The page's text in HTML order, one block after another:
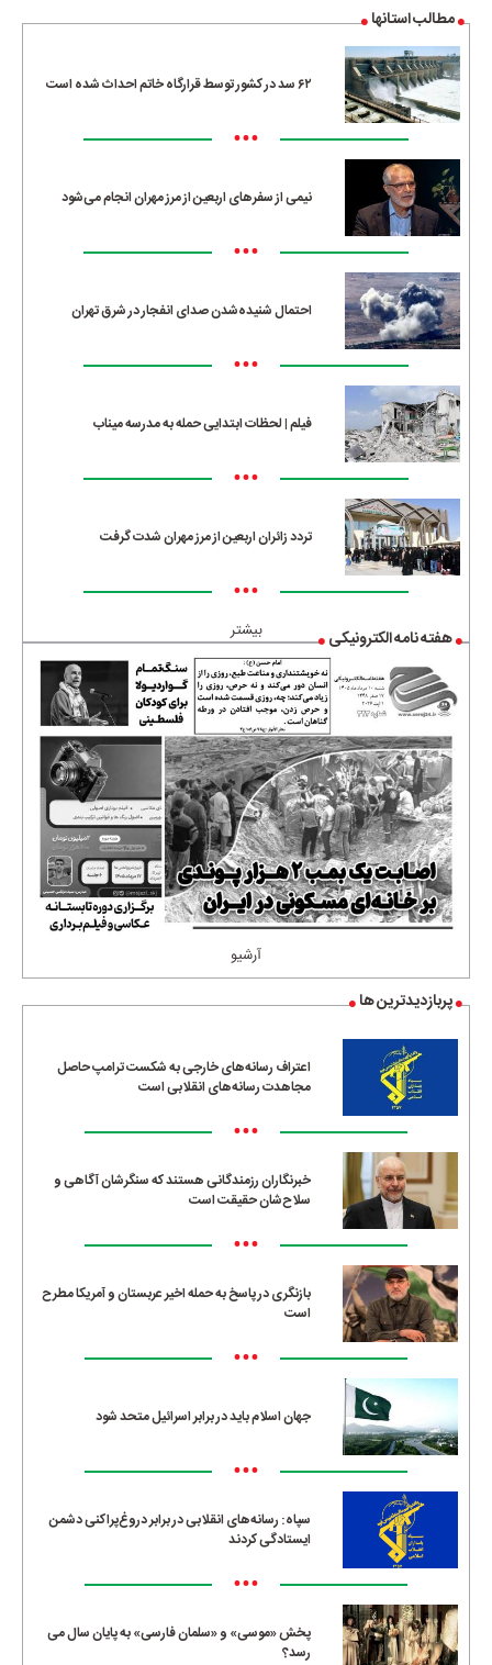
مطالب استانها
۶۲ سد در کشور توسط قرارگاه خاتم احداث شده است
•••
نیمی از سفرهای اربعین از مرز مهران انجام می‌شود
•••
احتمال شنیده‌شدن صدای انفجار در شرق تهران
•••
فیلم | لحظات ابتدایی حمله به مدرسه میناب
•••
تردد زائران اربعین از مرز مهران شدت گرفت
•••
بیشتر هفته نامه الکترونیکی
آرشیو
پربازدیدترین ها
اعتراف رسانه‌های خارجی به شکست ترامپ حاصل
مجاهدت رسانه‌های انقلابی است
•••
خبرنگاران رزمندگانی هستند که سنگرشان آگاهی و
سلاح‌شان حقیقت است
•••
بازنگری در پاسخ به حمله اخیر عربستان و آمریکا مطرح
است
•••
جهان اسلام باید در برابر اسرائیل متحد شود
•••
سپاه: رسانه‌های انقلابی در برابر دروغ‌پراکنی دشمن
ایستادگی کردند
•••
پخش «موسی» و «سلمان فارسی» به پایان سال می
رسد؟